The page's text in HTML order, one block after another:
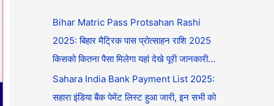
Bihar Matric Pass Protsahan Rashi
2025: बिहार मैट्रिक पास प्रोत्साहन राशि 2025
किसको कितना पैसा मिलेगा यहां देखे पूरी जानकारी…
Sahara India Bank Payment List 2025:
सहारा इंडिया बैंक पेमेंट लिस्ट हुआ जारी, इन सभी को